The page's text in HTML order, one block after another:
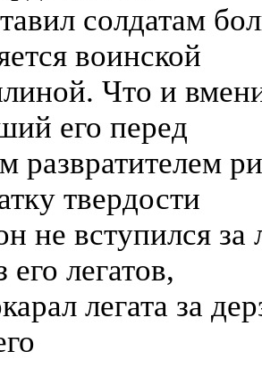
солдатам
воинской
Что и
его перед
развратителем
твердости
не вступился за
его легатов,
легата за